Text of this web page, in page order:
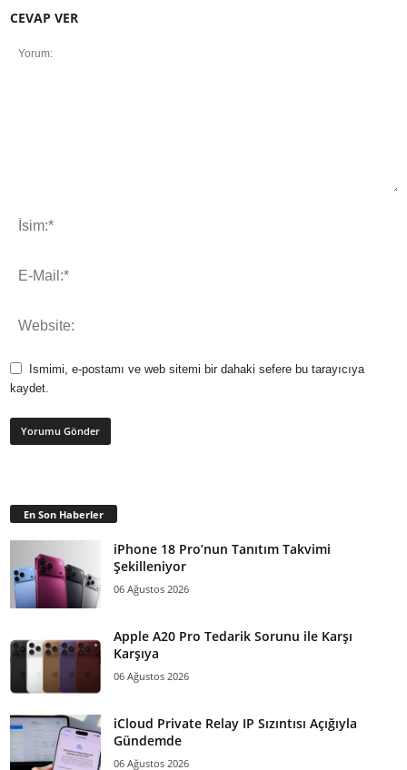
CEVAP VER
Ismimi, e-postamı ve web sitemi bir dahaki sefere bu tarayıcıya
kaydet.
En Son Haberler
iPhone 18 Pro’nun Tanıtım Takvimi
Şekilleniyor
06 Ağustos 2026
Apple A20 Pro Tedarik Sorunu ile Karşı
Karşıya
06 Ağustos 2026
iCloud Private Relay IP Sızıntısı Açığıyla
Gündemde
06 Ağustos 2026